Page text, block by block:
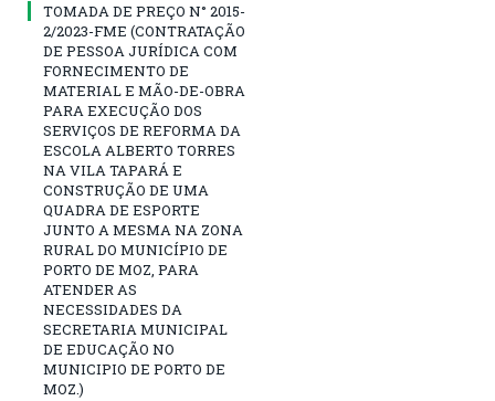
TOMADA DE PREÇO N° 2015-
2/2023-FME (CONTRATAÇÃO
DE PESSOA JURÍDICA COM
FORNECIMENTO DE
MATERIAL E MÃO-DE-OBRA
PARA EXECUÇÃO DOS
SERVIÇOS DE REFORMA DA
ESCOLA ALBERTO TORRES
NA VILA TAPARÁ E
CONSTRUÇÃO DE UMA
QUADRA DE ESPORTE
JUNTO A MESMA NA ZONA
RURAL DO MUNICÍPIO DE
PORTO DE MOZ, PARA
ATENDER AS
NECESSIDADES DA
SECRETARIA MUNICIPAL
DE EDUCAÇÃO NO
MUNICIPIO DE PORTO DE
MOZ.)